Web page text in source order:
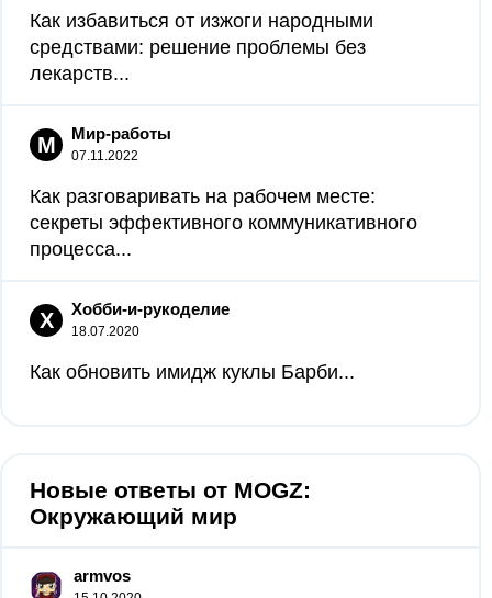
Как избавиться от изжоги народными
средствами: решение проблемы без
лекарств...
М Мир-работы
07.11.2022
Как разговаривать на рабочем месте:
секреты эффективного коммуникативного
процесса...
Х Хобби-и-рукоделие
18.07.2020
Как обновить имидж куклы Барби...
Новые ответы от MOGZ:
Окружающий мир
armvos